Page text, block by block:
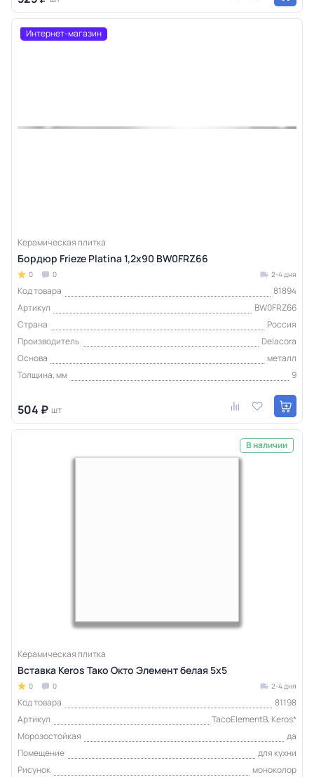
Интернет-магазин
Керамическая плитка
Бордюр Frieze Platina 1,2х90 BW0FRZ66
0 0 2-4 дня
Код товара
81894
Артикул
BW0FRZ66
Страна
Россия
Производитель
Delacora
Основа
металл
Толщина, мм
9
504 ₽ шт
В наличии
Керамическая плитка
Вставка Keros Тако Окто Элемент белая 5x5
0 0 2-4 дня
Код товара
81198
Артикул
TacoElementB, Keros*
Морозостойкая
да
Помещение
для кухни
Рисунок
моноколор